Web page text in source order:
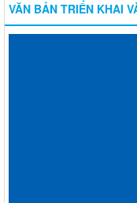
VĂN BẢN TRIỂN KHAI